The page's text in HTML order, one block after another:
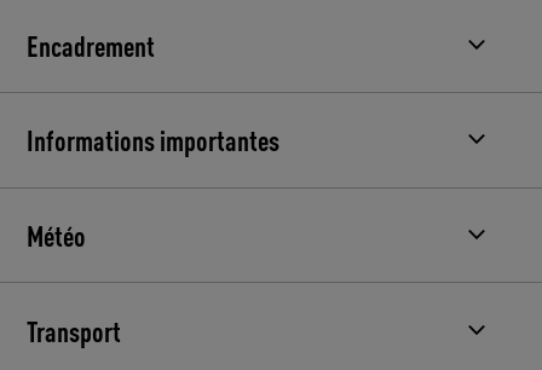
Encadrement
Informations importantes
Météo
Transport